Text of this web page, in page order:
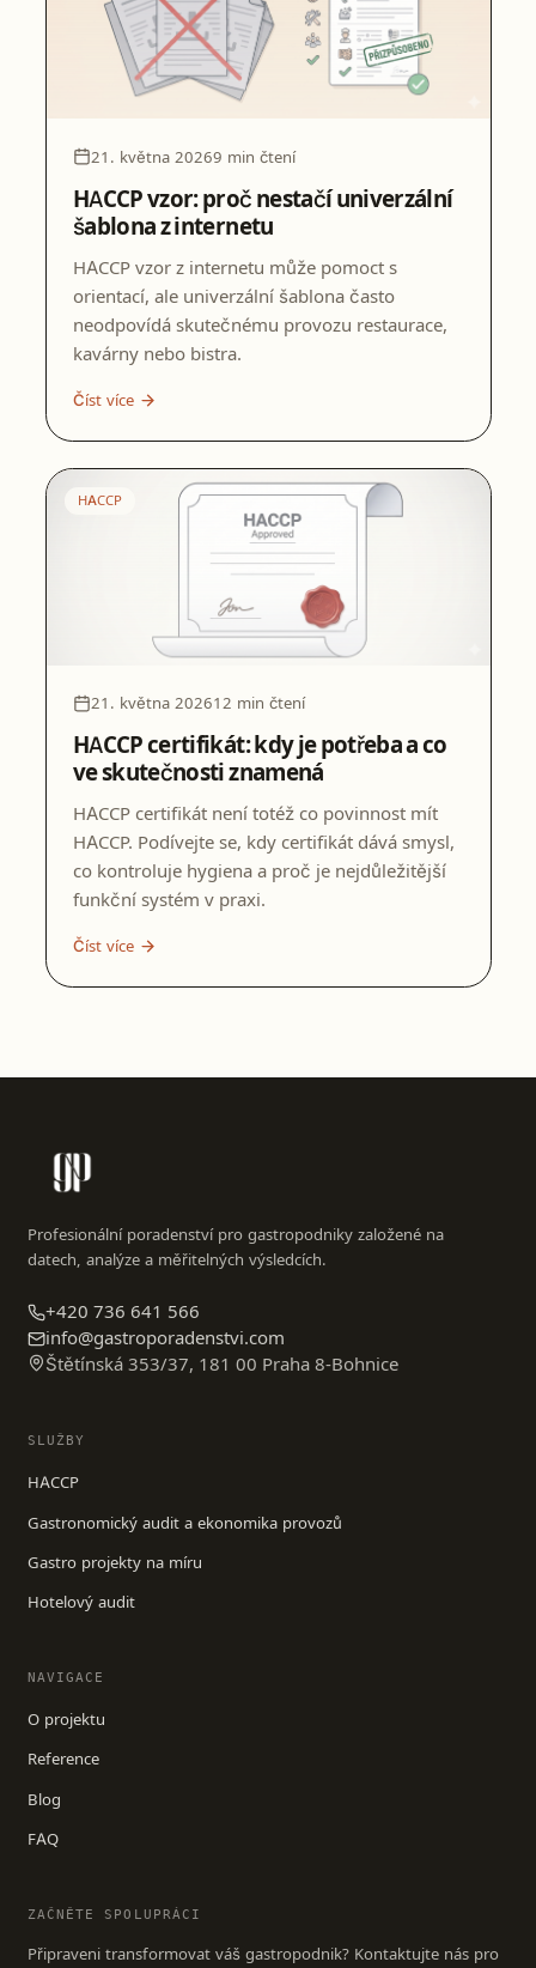
21. května 20269 min čtení
HACCP vzor: proč nestačí univerzální
šablona z internetu
HACCP vzor z internetu může pomoct s
orientací, ale univerzální šablona často
neodpovídá skutečnému provozu restaurace,
kavárny nebo bistra.
Číst více
HACCP
21. května 202612 min čtení
HACCP certifikát: kdy je potřeba a co
ve skutečnosti znamená
HACCP certifikát není totéž co povinnost mít
HACCP. Podívejte se, kdy certifikát dává smysl,
co kontroluje hygiena a proč je nejdůležitější
funkční systém v praxi.
Číst více
Profesionální poradenství pro gastropodniky založené na
datech, analýze a měřitelných výsledcích.
+420 736 641 566
info@gastroporadenstvi.com
Štětínská 353/37, 181 00 Praha 8-Bohnice
SLUŽBY
HACCP
Gastronomický audit a ekonomika provozů
Gastro projekty na míru
Hotelový audit
NAVIGACE
O projektu
Reference
Blog
FAQ
ZAČNĚTE SPOLUPRÁCI
Připraveni transformovat váš gastropodnik? Kontaktujte nás pro